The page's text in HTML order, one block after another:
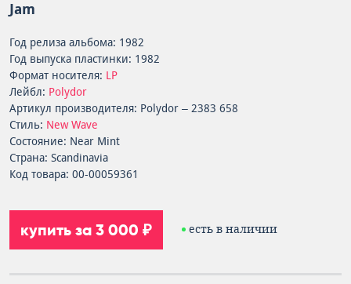
Jam
Год релиза альбома: 1982
Год выпуска пластинки: 1982
Формат носителя: LP
Лейбл: Polydor
Артикул производителя: Polydor – 2383 658
Стиль: New Wave
Состояние: Near Mint
Страна: Scandinavia
Код товара: 00-00059361
купить за 3 000 ₽ есть в наличии